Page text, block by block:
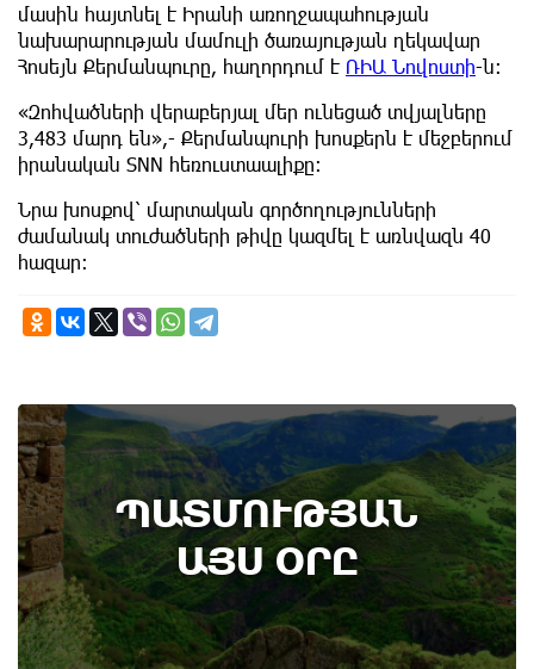
մասին հայտնել է Իրանի առողջապահության
նախարարության մամուլի ծառայության ղեկավար
Հոսեյն Քերմանպուրը, հաղորդում է ՌԻԱ Նովոստի-ն:
«Զոհվածների վերաբերյալ մեր ունեցած տվյալները
3,483 մարդ են»,- Քերմանպուրի խոսքերն է մեջբերում
իրանական SNN հեռուստաալիքը:
Նրա խոսքով՝ մարտական գործողությունների
ժամանակ տուժածների թիվը կազմել է առնվազն 40
հազար։
ՊԱՏՄՈՒԹՅԱՆ
ԱՅՍ ՕՐԸ
6th of August
Տավուշի մարզի Ոսկեպարում հայ-ռուսական
համագործակցության շրջանակում ռուս
սահմանապահներ են տեղակայվել․
պատմության այս օրը (5 օգոստոս)